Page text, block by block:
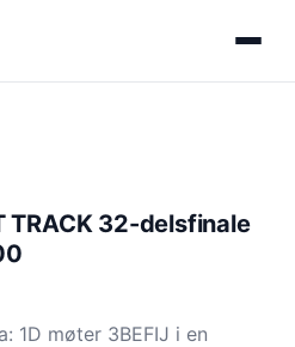
TRACK 32-delsfinale
1D møter 3BEFIJ i en